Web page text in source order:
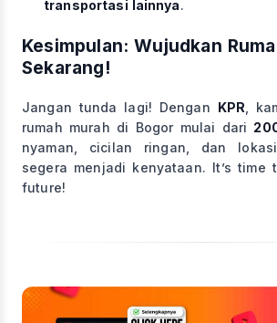
transportasi lainnya.
Kesimpulan: Wujudkan
Sekarang!
Jangan tunda lagi! Dengan KPR ,
rumah murah di Bogor mulai dari
nyaman, cicilan ringan, dan
segera menjadi kenyataan. It’s
future!